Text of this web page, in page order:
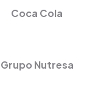
Coca Cola
Grupo Nutresa